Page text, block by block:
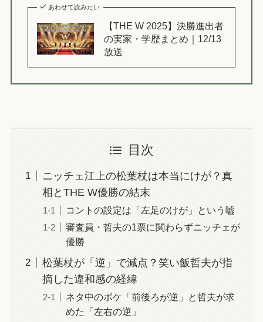
あわせて読みたい
【THE W 2025】決勝進出者
の実家・学歴まとめ｜12/13
放送
目次
ニッチェ江上の松葉杖は本当にけが？真
相とTHE W優勝の結末
コントの設定は「左足のけが」という嘘
審査員・哲夫の1票に関わらずニッチェが
優勝
松葉杖が「逆」で減点？笑い飯哲夫が指
摘した違和感の経緯
ネタ中のボケ「前後ろが逆」と哲夫が求
めた「左右の逆」